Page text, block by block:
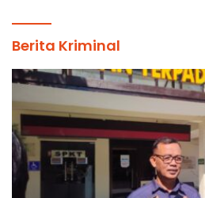
Berita Kriminal